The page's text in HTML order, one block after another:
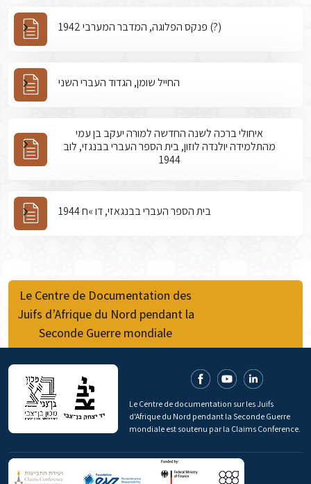
פנקס הפלוגה, המדבר המערבי 1942 (?)
החייל שומן, הגדוד העברי השני
איחולי ברכה לשנה החדשה למורה יעקב בן עמי
מהתלמידה יולנדה לוזון, בית הספר העברי בבנגזי, לוב
1944
בית הספר העברי בבנגאזי, דו »ח 1944
Le Centre de Documentation des
Juifs d’Afrique du Nord pendant la
Seconde Guerre mondiale
Le Centre de documentation sur les Juifs
d'Afrique du Nord pendant la Seconde Guerre
mondiale est soutenu par la Claims Conference.